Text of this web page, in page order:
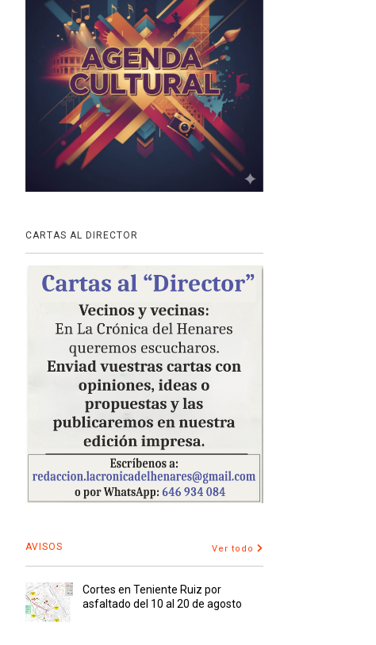
CARTAS AL DIRECTOR
AVISOS Ver todo
Cortes en Teniente Ruiz por
asfaltado del 10 al 20 de agosto